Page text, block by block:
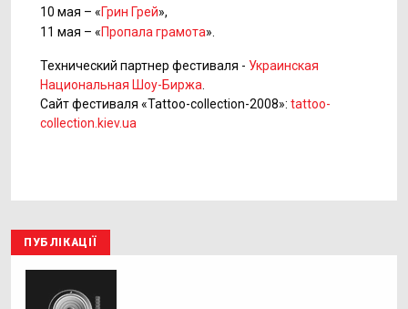
10 мая – «Грин Грей»,
11 мая – «Пропала грамота».
Технический партнер фестиваля - Украинская
Национальная Шоу-Биржа
Сайт фестиваля «Tattoo-collection-2008»: tattoo-
collection.kiev.ua
ПУБЛІКАЦІЇ